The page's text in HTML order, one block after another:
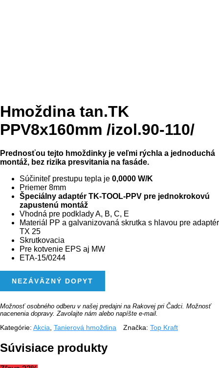
Hmoždina tan.TK
PPV8x160mm /izol.90-110/
Prednosťou tejto hmoždinky je veľmi rýchla a jednoduchá
montáž, bez rizika presvitania na fasáde.
Súčiniteľ prestupu tepla je 0,0000 W/K
Priemer 8mm
Špeciálny adaptér TK-TOOL-PPV pre jednokrokovú
zapustenú montáž
Vhodná pre podklady A, B, C, E
Materiál PP a galvanizovaná skrutka s hlavou pre adaptér
TX 25
Skrutkovacia
Pre kotvenie EPS aj MW
ETA-15/0244
HMOŽDINA
/IZOL.90-
110/
NEZÁVÄZNÝ DOPYT
Možnosť osobného odberu v našej predajni na Rakovej pri Čadci. Možnosť
nacenenia dopravy. Zavolajte nám alebo napíšte e-mail.
Kategórie: Akcia Tanierová hmoždina Značka: Top Kraft
Súvisiace produkty